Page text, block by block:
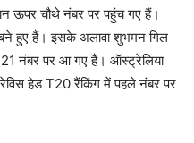
ऊपर चौथे नंबर पर पहुंच गए हैं।
हुए हैं। इसके अलावा शुभमन गिल
नंबर पर आ गए हैं। ऑस्ट्रेलिया
हेड T20 रैंकिंग में पहले नंबर पर